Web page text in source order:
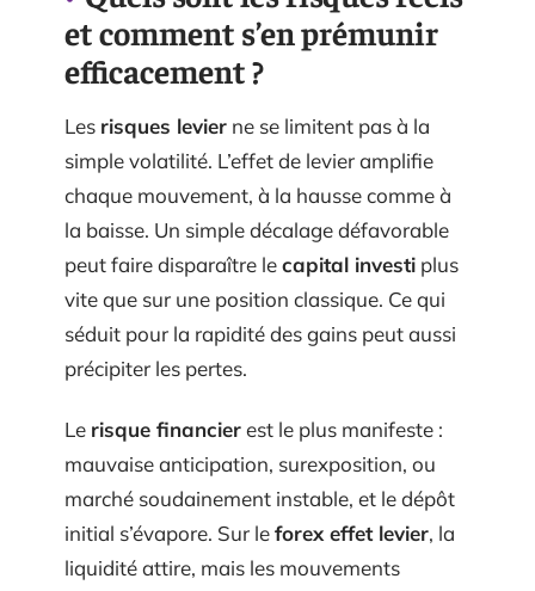
et comment s’en prémunir
efficacement ?
Les risques levier ne se limitent pas à la
simple volatilité. L’effet de levier amplifie
chaque mouvement, à la hausse comme à
la baisse. Un simple décalage défavorable
peut faire disparaître lecapital investi plus
vite que sur une position classique. Ce qui
séduit pour la rapidité des gains peut aussi
précipiter les pertes.
Le risque financierest le plus manifeste :
mauvaise anticipation, surexposition, ou
marché soudainement instable, et le dépôt
initial s’évapore. Sur leforex effet levier, la
liquidité attire, mais les mouvements